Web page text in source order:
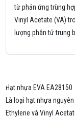
từ phản ứng trùng
Vinyl Acetate (VA)
lượng phân tử trung
Hạt nhựa EVA EA28150
Là loại hạt nhựa
Ethylene và Vinyl